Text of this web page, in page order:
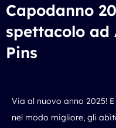
Capodanno
spettacolo ad
Pins
Via al nuovo anno 2025!
nel modo migliore, gli